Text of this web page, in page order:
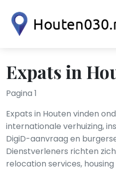
Expats in
Pagina 1
Expats in Houten vinden
internationale verhuizing,
DigiD-aanvraag en
Dienstverleners richten
relocation services,